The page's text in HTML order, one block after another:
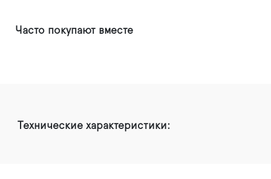
Часто покупают вместе
Технические характеристики: